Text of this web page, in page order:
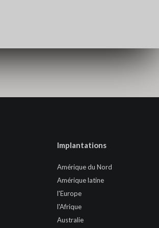
Implantations
Amérique du Nord
Amérique latine
l'Europe
l'Afrique
Australie